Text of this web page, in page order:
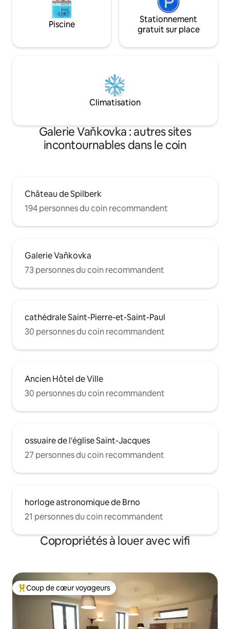
Piscine
Stationnement
gratuit sur place
Climatisation
Galerie Vaňkovka : autres sites
incontournables dans le coin
Château de Spilberk
194 personnes du coin recommandent
Galerie Vaňkovka
73 personnes du coin recommandent
cathédrale Saint-Pierre-et-Saint-Paul
30 personnes du coin recommandent
Ancien Hôtel de Ville
30 personnes du coin recommandent
ossuaire de l'église Saint-Jacques
27 personnes du coin recommandent
horloge astronomique de Brno
21 personnes du coin recommandent
Copropriétés à louer avec wifi
Coup de cœur voyageurs parmi les plus aimés
Coup de cœur voyageurs